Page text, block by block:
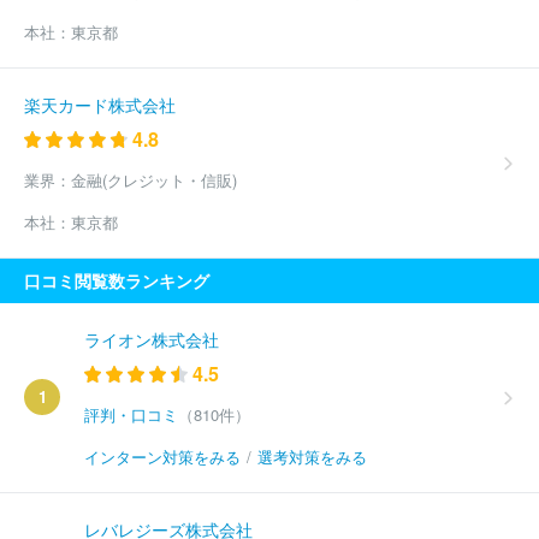
本社： 東京都
楽天カード株式会社
4.8
業界： 金融(クレジット・信販)
本社： 東京都
口コミ閲覧数ランキング
1
ライオン株式会社
4.5
評判・口コミ
（810件）
インターン対策をみる / 選考対策をみる
レバレジーズ株式会社